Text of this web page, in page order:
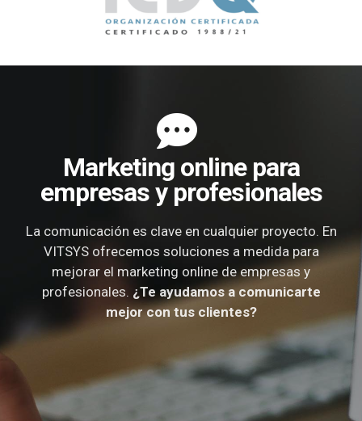
Marketing online para
empresas y profesionales
La comunicación es clave en cualquier proyecto. En
VITSYS ofrecemos soluciones a medida para
mejorar el marketing online de empresas y
profesionales. ¿Te ayudamos a comunicarte
mejor con tus clientes?